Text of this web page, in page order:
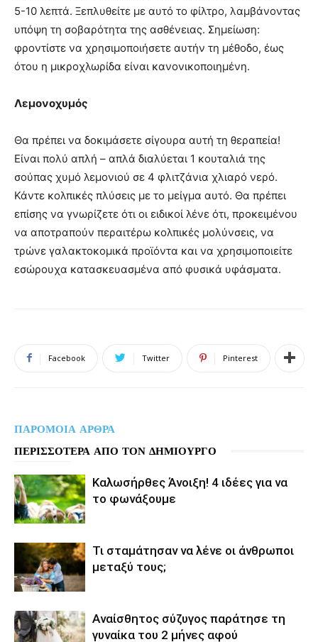
5-10 λεπτά. Ξεπλυθείτε με αυτό το φίλτρο, λαμβάνοντας
υπόψη τη σοβαρότητα της ασθένειας. Σημείωση:
φροντίστε να χρησιμοποιήσετε αυτήν τη μέθοδο, έως
ότου η μικροχλωρίδα είναι κανονικοποιημένη.
Λεμονοχυμός
Θα πρέπει να δοκιμάσετε σίγουρα αυτή τη θεραπεία!
Είναι πολύ απλή – απλά διαλύεται 1 κουταλιά της
σούπας χυμό λεμονιού σε 4 φλιτζάνια χλιαρό νερό.
Κάντε κολπικές πλύσεις με το μείγμα αυτό. Θα πρέπει
επίσης να γνωρίζετε ότι οι ειδικοί λένε ότι, προκειμένου
να αποτραπούν περαιτέρω κολπικές μολύνσεις, να
τρώνε γαλακτοκομικά προϊόντα και να χρησιμοποιείτε
εσώρουχα κατασκευασμένα από φυσικά υφάσματα.
Facebook Twitter Pinterest
ΠΑΡΟΜΟΙΑ ΑΡΘΡΑ
ΠΕΡΙΣΣΟΤΕΡΑ ΑΠΟ ΤΟΝ ΔΗΜΙΟΥΡΓΟ
Καλωσήρθες Άνοιξη! 4 ιδέες για να
το φωνάξουμε
Τι σταμάτησαν να λένε οι άνθρωποι
μεταξύ τους;
Αναίσθητος σύζυγος παράτησε τη
γυναίκα του 2 μήνες αφού